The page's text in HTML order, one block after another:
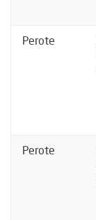
Perote
Perote